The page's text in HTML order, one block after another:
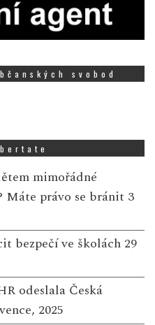
svobod
mimořádné
právo se bránit 3
bezpečí ve školách 29
odeslala Česká
2025